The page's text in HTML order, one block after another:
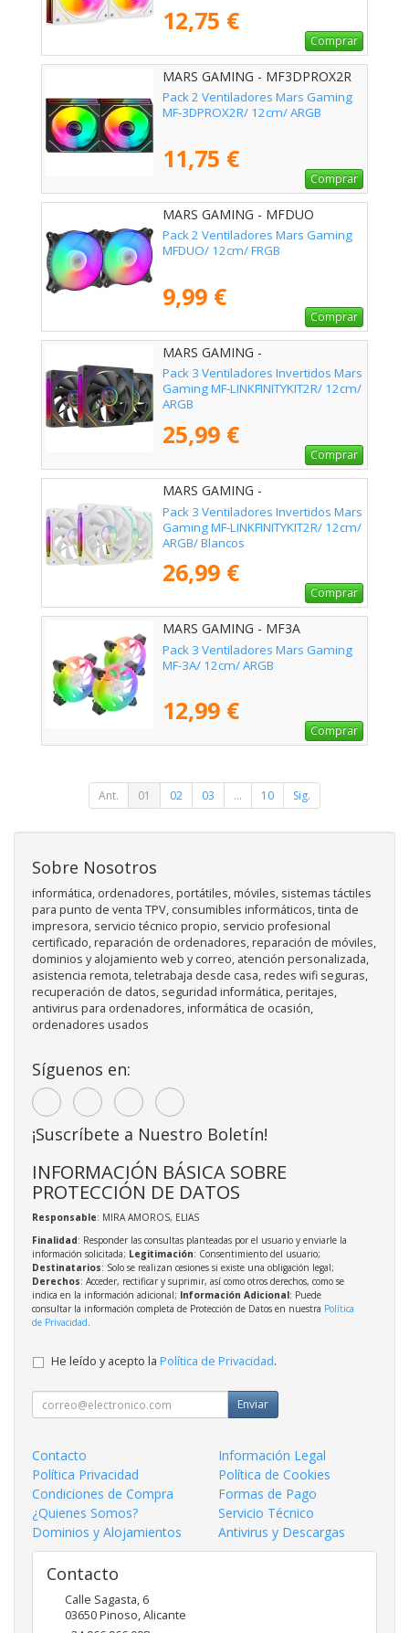
12,75 €
Comprar
MARS GAMING - MF3DPROX2R
Pack 2 Ventiladores Mars Gaming
MF-3DPROX2R/ 12cm/ ARGB
11,75 €
Comprar
MARS GAMING - MFDUO
Pack 2 Ventiladores Mars Gaming
MFDUO/ 12cm/ FRGB
9,99 €
Comprar
MARS GAMING -
MFLINKFINITYKIT2R
Pack 3 Ventiladores Invertidos Mars
Gaming MF-LINKFINITYKIT2R/ 12cm/
ARGB
25,99 €
Comprar
MARS GAMING -
MFLINKFINITYKIT2RW
Pack 3 Ventiladores Invertidos Mars
Gaming MF-LINKFINITYKIT2R/ 12cm/
ARGB/ Blancos
26,99 €
Comprar
MARS GAMING - MF3A
Pack 3 Ventiladores Mars Gaming
MF-3A/ 12cm/ ARGB
12,99 €
Comprar
Ant. 01 02 03 ... 10 Sig.
Sobre Nosotros
informática, ordenadores, portátiles, móviles, sistemas táctiles
para punto de venta TPV, consumibles informáticos, tinta de
impresora, servicio técnico propio, servicio profesional
certificado, reparación de ordenadores, reparación de móviles,
dominios y alojamiento web y correo, atención personalizada,
asistencia remota, teletrabaja desde casa, redes wifi seguras,
recuperación de datos, seguridad informática, peritajes,
antivirus para ordenadores, informática de ocasión,
ordenadores usados
Síguenos en:
¡Suscríbete a Nuestro Boletín!
INFORMACIÓN BÁSICA SOBRE
PROTECCIÓN DE DATOS
Responsable: MIRA AMOROS, ELIAS
Finalidad: Responder las consultas planteadas por el usuario y enviarle la
información solicitada; Legitimación: Consentimiento del usuario;
Destinatarios: Solo se realizan cesiones si existe una obligación legal;
Derechos: Acceder, rectificar y suprimir, así como otros derechos, como se
indica en la información adicional; Información Adicional: Puede
consultar la información completa de Protección de Datos en nuestra Política
de Privacidad.
He leído y acepto la Política de Privacidad.
Enviar
Contacto
Información Legal
Política Privacidad
Política de Cookies
Condiciones de Compra
Formas de Pago
¿Quienes Somos?
Servicio Técnico
Dominios y Alojamientos
Antivirus y Descargas
Contacto
Calle Sagasta, 6
03650Pinoso,Alicante